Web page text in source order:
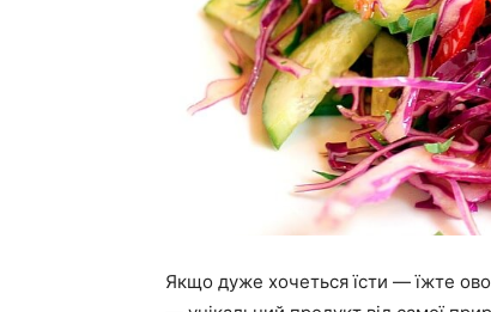
Якщо дуже хочеться їсти — їжте